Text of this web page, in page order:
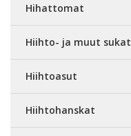
Hihattomat
Hiihto- ja muut sukat
Hiihtoasut
Hiihtohanskat